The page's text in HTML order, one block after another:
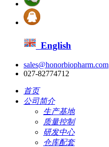
English
sales@honorbiopharm.com
027-82774712
首页
公司简介
生产基地
质量控制
研发中心
仓库配套